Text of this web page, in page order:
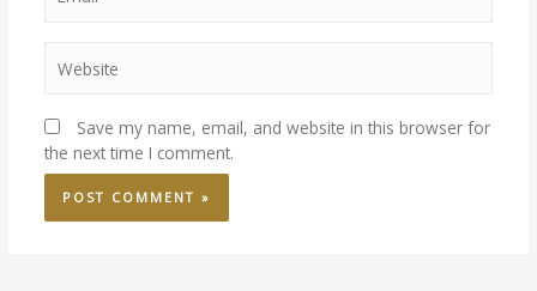
Save my name, email, and website in this browser for
the next time I comment.